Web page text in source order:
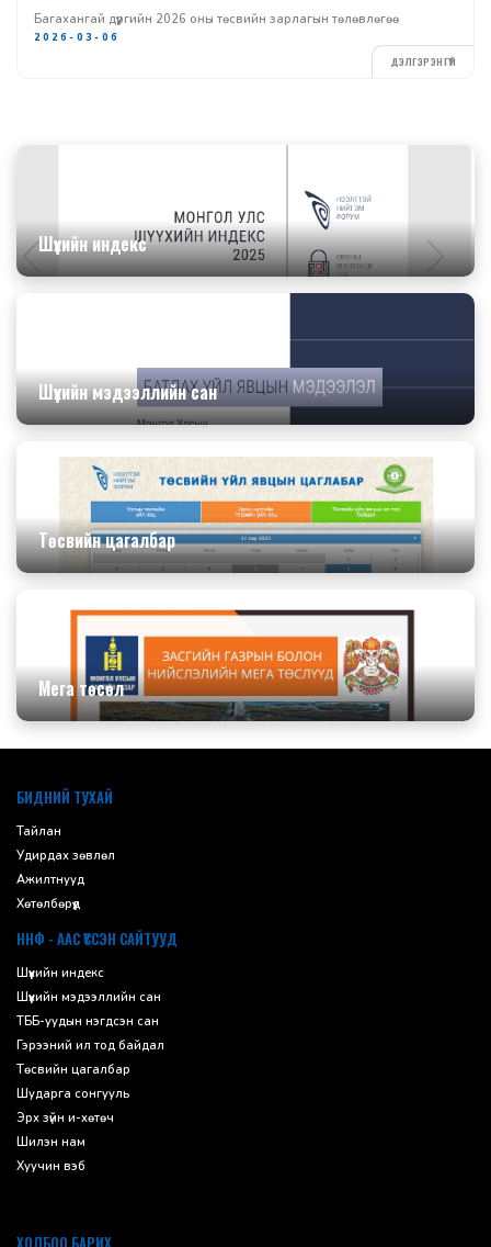
Багахангай дүүргийн 2026 оны төсвийн зарлагын төлөвлөгөө
2026-03-06
ДЭЛГЭРЭНГҮЙ
Шүүхийн индекс
Шүүхийн мэдээллийн сан
Төсвийн цагалбар
Мега төсөл
БИДНИЙ ТУХАЙ
Тайлан
Удирдах зөвлөл
Ажилтнууд
Хөтөлбөрүүд
ННФ - ААС ҮҮССЭН САЙТУУД
Шүүхийн индекс
Шүүхийн мэдээллийн сан
ТББ-уудын нэгдсэн сан
Гэрээний ил тод байдал
Төсвийн цагалбар
Шударга сонгууль
Эрх зүйн и-хөтөч
Шилэн нам
Хуучин вэб
ХОЛБОО БАРИХ